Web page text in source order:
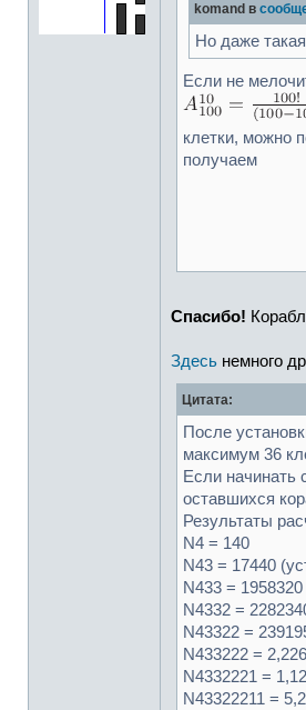
komand в
Но даже
Если не
клетки, можно
получаем
Спасибо!
Здесь немного
Цитата:
После
максимум 36
Если начинать
оставшихся
Результаты
N4 = 140
N43 = 17440
N433 = 1958320
N4332 =
N43322 =
N433222 =
N4332221 =
N43322211 =